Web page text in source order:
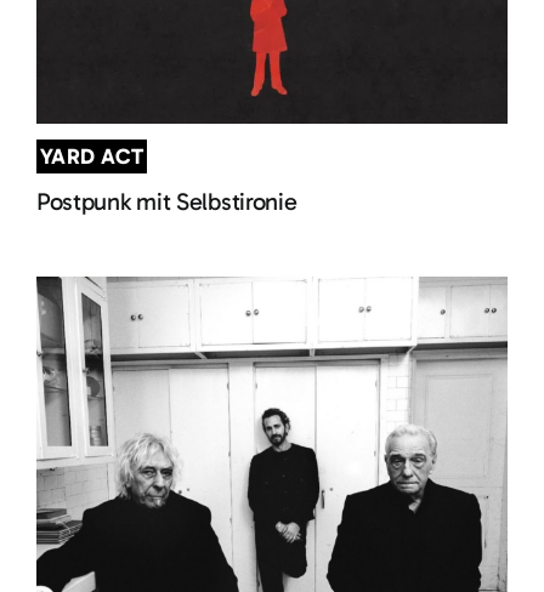
YARD ACT
Postpunk mit Selbstironie